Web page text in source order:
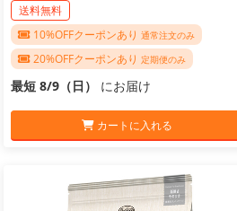
送料無料
10%OFFクーポンあり 通常注文のみ
20%OFFクーポンあり 定期便のみ
最短 8/9（日） にお届け
カートに入れる